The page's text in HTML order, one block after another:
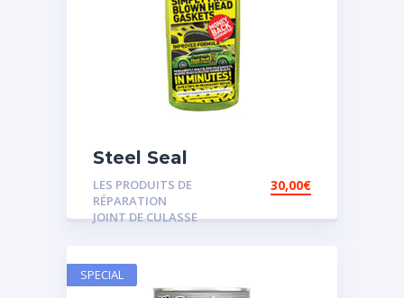
Steel Seal
LES PRODUITS DE
RÉPARATION
JOINT DE CULASSE
30,00€
SPECIAL